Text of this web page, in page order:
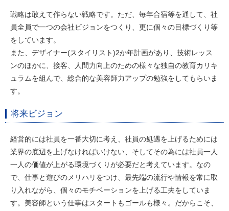
戦略は敢えて作らない戦略です。ただ、毎年合宿等を通して、社
員全員で一つの会社ビジョンをつくり、更に個々の目標づくり等
をしています。
また、デザイナー(スタイリスト)2か年計画があり、技術レッス
ンのほかに、接客、人間力向上のための様々な独自の教育カリキ
ュラムを組んで、総合的な美容師力アップの勉強をしてもらいま
す。
将来ビジョン
経営的には社員を一番大切に考え、社員の処遇を上げるためには
業界の底辺を上げなければいけない、そしてその為には社員一人
一人の価値が上がる環境づくりが必要だと考えています。なの
で、仕事と遊びのメリハリをつけ、最先端の流行や情報を常に取
り入れながら、個々のモチベーションを上げる工夫をしていま
す。美容師という仕事はスタートもゴールも様々。だからこそ、